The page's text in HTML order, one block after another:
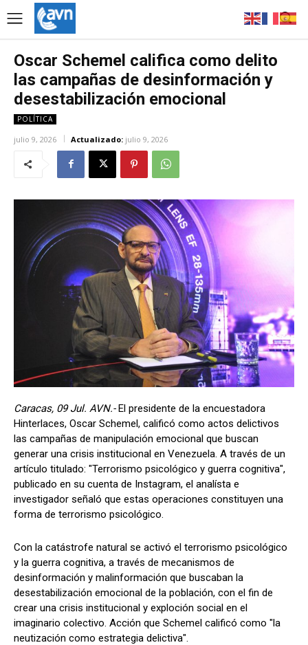
Oscar Schemel califica como delito
las campañas de desinformación y
desestabilización emocional
POLÍTICA
julio 9, 2026 Actualizado: julio 9, 2026
Caracas, 09 Jul. AVN.-El presidente de la encuestadora
Hinterlaces, Oscar Schemel, calificó como actos delictivos
las campañas de manipulación emocional que buscan
generar una crisis institucional en Venezuela. A través de un
artículo titulado: "Terrorismo psicológico y guerra cognitiva",
publicado en su cuenta de Instagram, el analísta e
investigador señaló que estas operaciones constituyen una
forma de terrorismo psicológico.
Con la catástrofe natural se activó el terrorismo psicológico
y la guerra cognitiva, a través de mecanismos de
desinformación y malinformación que buscaban la
desestabilización emocional de la población, con el fin de
crear una crisis institucional y exploción social en el
imaginario colectivo. Acción que Schemel calificó como "la
neutización como estrategia delictiva".